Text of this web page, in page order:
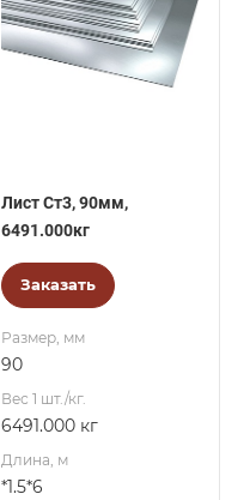
Лист Ст3, 90мм,
6491.000кг
Заказать
Размер, мм
90
Вес 1 шт./кг.
6491.000 кг
Длина, м
*1.5*6